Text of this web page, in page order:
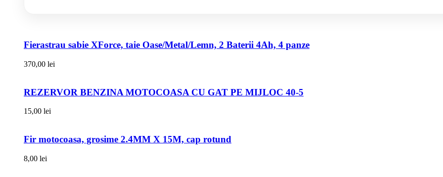
Fierastrau sabie XForce, taie Oase/Metal/Lemn, 2 Baterii 4Ah, 4 panze
370,00 lei
REZERVOR BENZINA MOTOCOASA CU GAT PE MIJLOC 40-5
15,00 lei
Fir motocoasa, grosime 2.4MM X 15M, cap rotund
8,00 lei